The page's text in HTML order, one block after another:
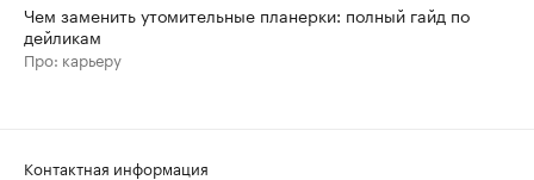
Чем заменить утомительные планерки: полный гайд по
дейликам
Про: карьеру
Контактная информация